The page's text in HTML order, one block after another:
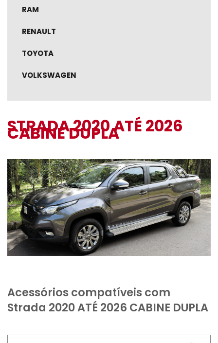
RAM
RENAULT
TOYOTA
VOLKSWAGEN
STRADA 2020 ATÉ 2026
CABINE DUPLA
Acessórios compatíveis com
Strada 2020 ATÉ 2026 CABINE DUPLA